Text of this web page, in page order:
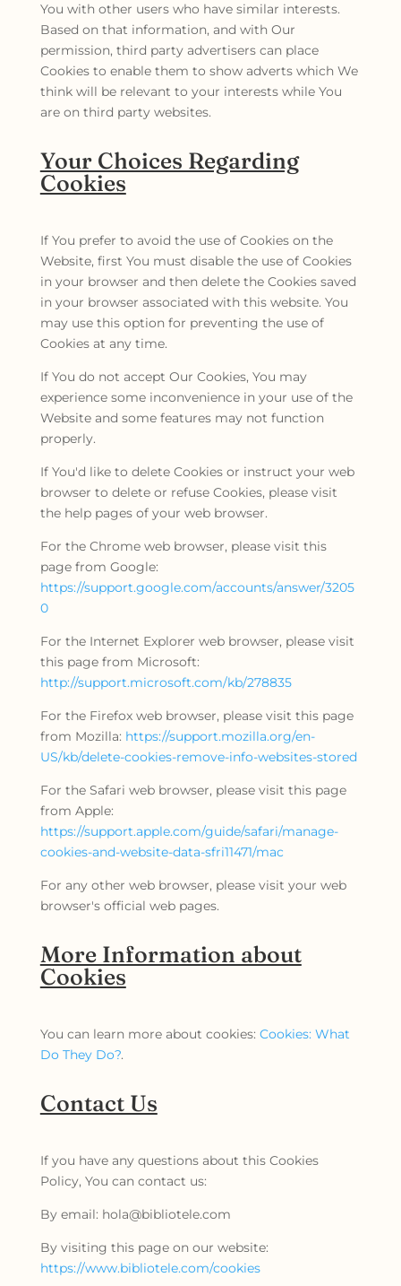
You with other users who have similar interests.
Based on that information, and with Our
permission, third party advertisers can place
Cookies to enable them to show adverts which We
think will be relevant to your interests while You
are on third party websites.
Your Choices Regarding
Cookies
If You prefer to avoid the use of Cookies on the
Website, first You must disable the use of Cookies
in your browser and then delete the Cookies saved
in your browser associated with this website. You
may use this option for preventing the use of
Cookies at any time.
If You do not accept Our Cookies, You may
experience some inconvenience in your use of the
Website and some features may not function
properly.
If You'd like to delete Cookies or instruct your web
browser to delete or refuse Cookies, please visit
the help pages of your web browser.
For the Chrome web browser, please visit this
page from Google:
https://support.google.com/accounts/answer/3205
0
For the Internet Explorer web browser, please visit
this page from Microsoft:
http://support.microsoft.com/kb/278835
For the Firefox web browser, please visit this page
from Mozilla: https://support.mozilla.org/en-
US/kb/delete-cookies-remove-info-websites-stored
For the Safari web browser, please visit this page
from Apple:
https://support.apple.com/guide/safari/manage-
cookies-and-website-data-sfri11471/mac
For any other web browser, please visit your web
browser's official web pages.
More Information about
Cookies
You can learn more about cookies: Cookies: What
Do They Do?.
Contact Us
If you have any questions about this Cookies
Policy, You can contact us:
By email: hola@bibliotele.com
By visiting this page on our website:
https://www.bibliotele.com/cookies